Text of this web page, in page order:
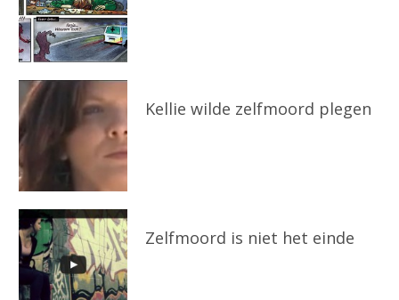
Kellie wilde zelfmoord plegen
Zelfmoord is niet het einde